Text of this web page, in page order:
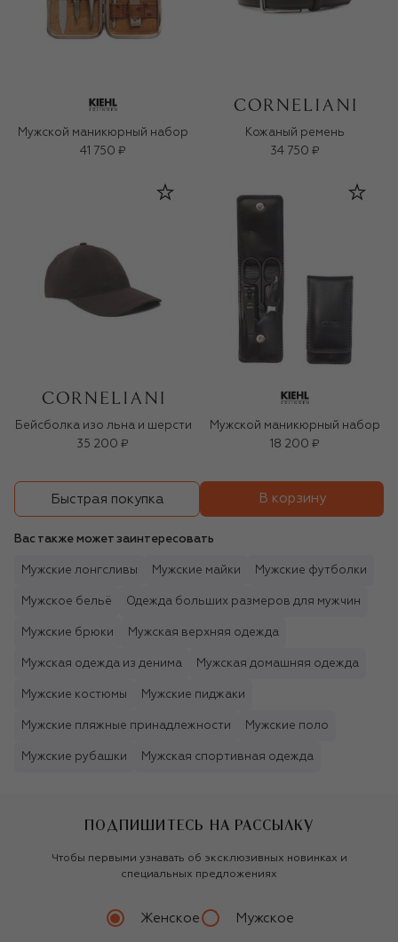
Мужской маникюрный набор
41 750 ₽
Кожаный ремень
34 750 ₽
Бейсболка изо льна и шерсти
35 200 ₽
Мужской маникюрный набор
18 200 ₽
Быстрая покупка В корзину
Вас также может заинтересовать
Мужские лонгсливы Мужские майки Мужские футболки
Мужское бельё Одежда больших размеров для мужчин
Мужские брюки Мужская верхняя одежда
Мужская одежда из денима Мужская домашняя одежда
Мужские костюмы Мужские пиджаки
Мужские пляжные принадлежности Мужские поло
Мужские рубашки Мужская спортивная одежда
ПОДПИШИТЕСЬ НА РАССЫЛКУ
Чтобы первыми узнавать об эксклюзивных новинках и
специальных предложениях
Женское Мужское